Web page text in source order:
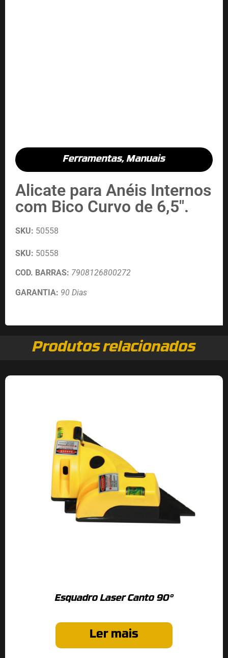
Ferramentas,Manuais
Alicate para Anéis Internos
com Bico Curvo de 6,5″.
SKU: 50558
SKU: 50558
COD. BARRAS: 7908126800272
GARANTIA: 90 Dias
Produtos relacionados
Esquadro Laser Canto 90°
Ler mais